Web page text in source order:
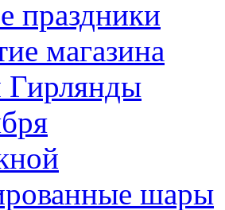
праздники
магазина
шары